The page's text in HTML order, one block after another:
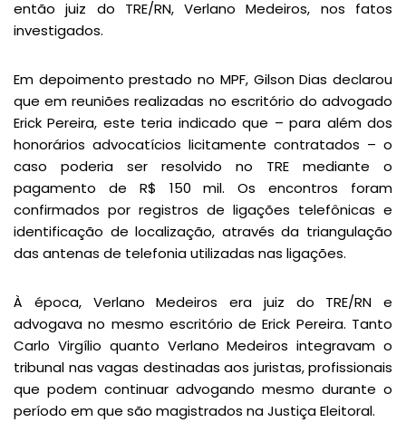
então juiz do TRE/RN, Verlano Medeiros, nos fatos
investigados.
Em depoimento prestado no MPF, Gilson Dias declarou
que em reuniões realizadas no escritório do advogado
Erick Pereira, este teria indicado que – para além dos
honorários advocatícios licitamente contratados – o
caso poderia ser resolvido no TRE mediante o
pagamento de R$ 150 mil. Os encontros foram
confirmados por registros de ligações telefônicas e
identificação de localização, através da triangulação
das antenas de telefonia utilizadas nas ligações.
À época, Verlano Medeiros era juiz do TRE/RN e
advogava no mesmo escritório de Erick Pereira. Tanto
Carlo Virgílio quanto Verlano Medeiros integravam o
tribunal nas vagas destinadas aos juristas, profissionais
que podem continuar advogando mesmo durante o
período em que são magistrados na Justiça Eleitoral.